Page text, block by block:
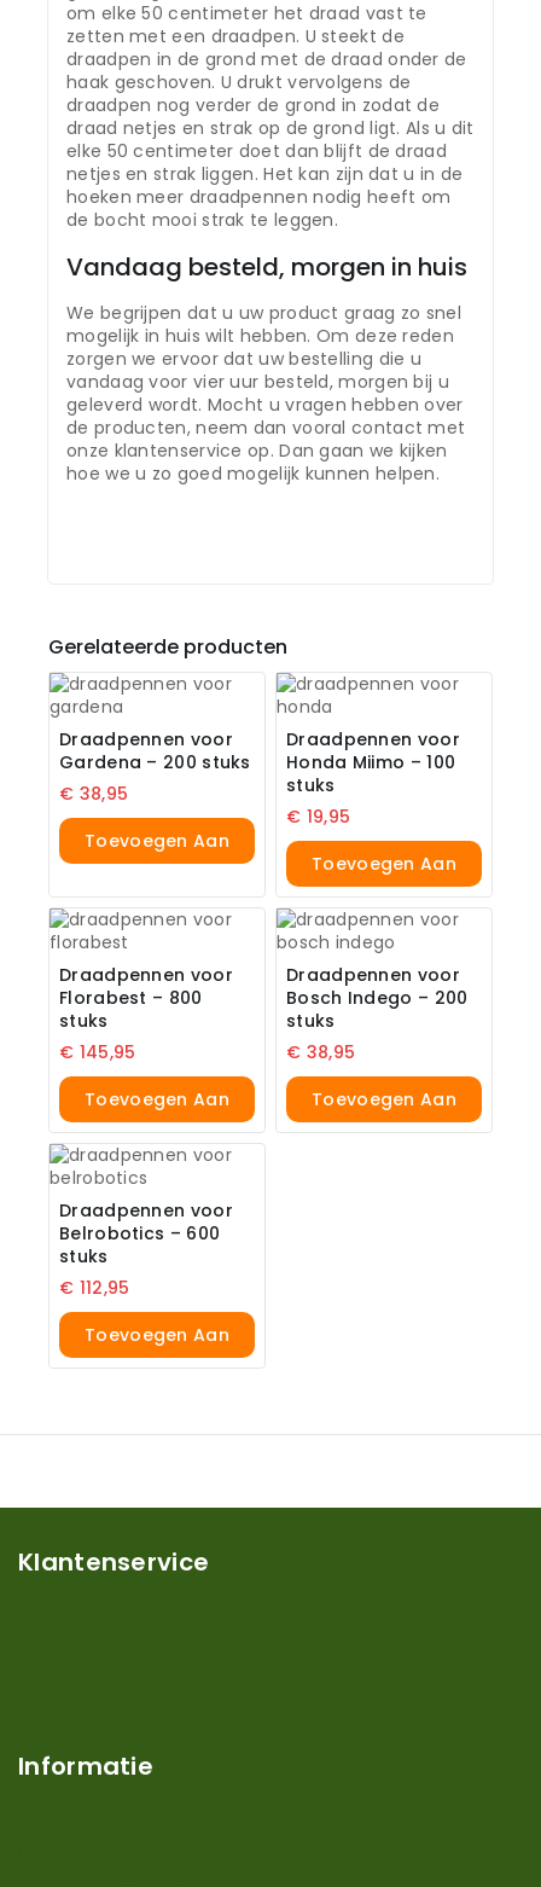
om elke 50 centimeter het draad vast te
zetten met een draadpen. U steekt de
draadpen in de grond met de draad onder de
haak geschoven. U drukt vervolgens de
draadpen nog verder de grond in zodat de
draad netjes en strak op de grond ligt. Als u dit
elke 50 centimeter doet dan blijft de draad
netjes en strak liggen. Het kan zijn dat u in de
hoeken meer draadpennen nodig heeft om
de bocht mooi strak te leggen.
Vandaag besteld, morgen in huis
We begrijpen dat u uw product graag zo snel
mogelijk in huis wilt hebben. Om deze reden
zorgen we ervoor dat uw bestelling die u
vandaag voor vier uur besteld, morgen bij u
geleverd wordt. Mocht u vragen hebben over
de producten, neem dan vooral contact met
onze klantenservice op. Dan gaan we kijken
hoe we u zo goed mogelijk kunnen helpen.
Gerelateerde producten
Draadpennen voor
Gardena – 200 stuks
€ 38,95
Toevoegen Aan
Draadpennen voor
Honda Miimo – 100
stuks
€ 19,95
Toevoegen Aan
Winkelwagen
Draadpennen voor
Florabest – 800
stuks
€ 145,95
Toevoegen Aan
Winkelwagen
Draadpennen voor
Bosch Indego – 200
stuks
€ 38,95
Toevoegen Aan
Winkelwagen
Draadpennen voor
Belrobotics – 600
stuks
€ 112,95
Toevoegen Aan
Winkelwagen
Klantenservice
Informatie